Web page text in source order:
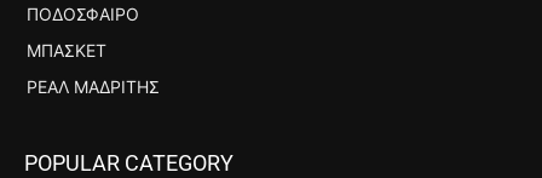
ΠΟΔΌΣΦΑΙΡΟ
ΜΠΆΣΚΕΤ
ΡΕΆΛ ΜΑΔΡΊΤΗΣ
POPULAR CATEGORY